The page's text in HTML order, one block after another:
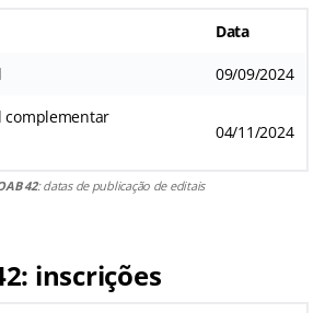
Data
09/09/2024
complementar
04/11/2024
42: datas de publicação de editais
inscrições